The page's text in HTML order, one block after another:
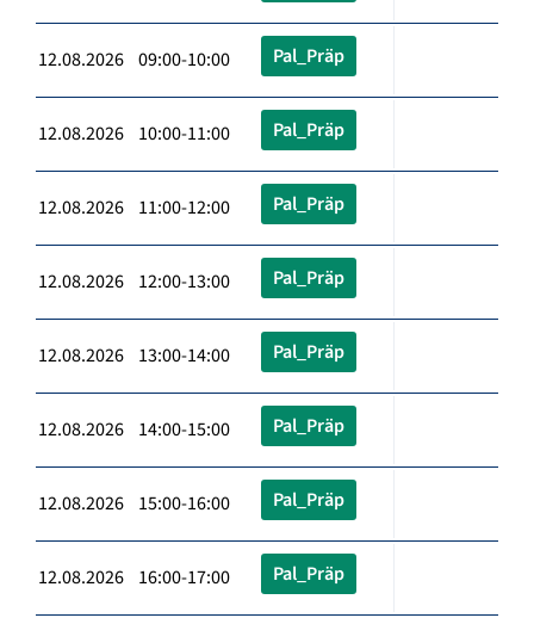
12.08.2026 09:00-10:00 Pal_Präp
12.08.2026 10:00-11:00 Pal_Präp
12.08.2026 11:00-12:00 Pal_Präp
12.08.2026 12:00-13:00 Pal_Präp
12.08.2026 13:00-14:00 Pal_Präp
12.08.2026 14:00-15:00 Pal_Präp
12.08.2026 15:00-16:00 Pal_Präp
12.08.2026 16:00-17:00 Pal_Präp